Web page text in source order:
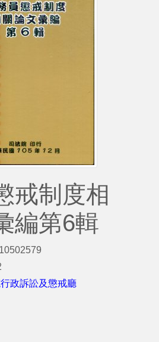
戒制度相
編第6輯
政訴訟及懲戒廳